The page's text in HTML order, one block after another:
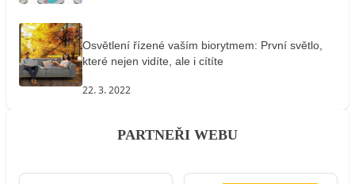
Osvětlení řízené vaším biorytmem: První světlo,
které nejen vidíte, ale i cítíte
22. 3. 2022
PARTNEŘI WEBU